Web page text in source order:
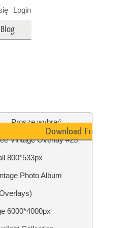
Blog
Login
Proszę wybrać
Vintage Overlay #25
800*533px
Photo Album
6000*4000px
Download Free